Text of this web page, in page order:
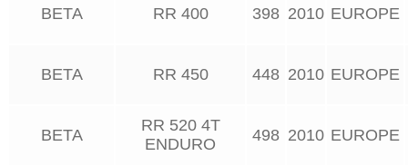
BETA RR 400 398 2010 EUROPE
BETA RR 450 448 2010 EUROPE
BETA
RR 520 4T
ENDURO
498 2010 EUROPE